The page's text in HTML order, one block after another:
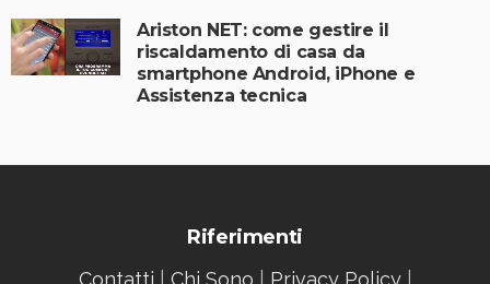
Ariston NET: come gestire il
riscaldamento di casa da
smartphone Android, iPhone e
Assistenza tecnica
Riferimenti
Contatti Chi Sono Privacy Policy|